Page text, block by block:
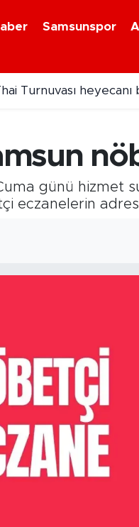
Samsunspor
günü hizmet
eczanelerin